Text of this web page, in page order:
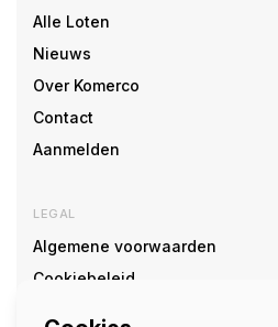
Alle Loten
Nieuws
Over Komerco
Contact
Aanmelden
LEGAL
Algemene voorwaarden
Cookiebeleid